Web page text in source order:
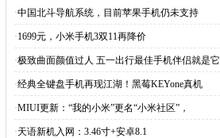
·中国北斗导航系统，目前苹果手机仍未支持
·1699元，小米手机3双11再降价
·极致曲面颜值过人 五一出行最佳手机伴侣就是它
·经典全键盘手机再现江湖！黑莓KEYone真机
·MIUI更新：“我的小米”更名“小米社区”，
·天语新机入网：3.46寸+安卓8.1